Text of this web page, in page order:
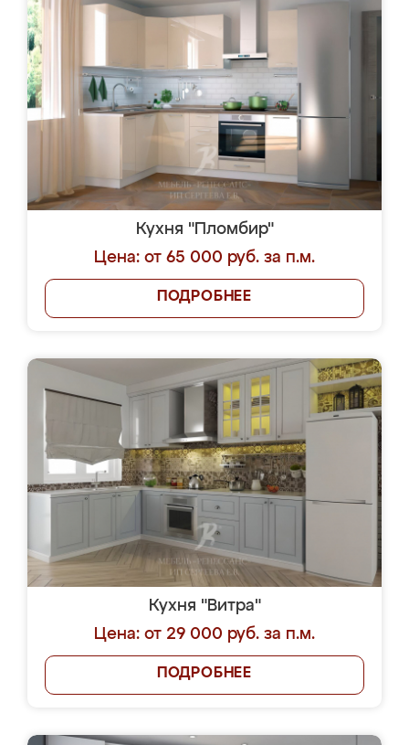
Кухня "Пломбир"
Цена: от 65 000 руб. за п.м.
ПОДРОБНЕЕ
Кухня "Витра"
Цена: от 29 000 руб. за п.м.
ПОДРОБНЕЕ